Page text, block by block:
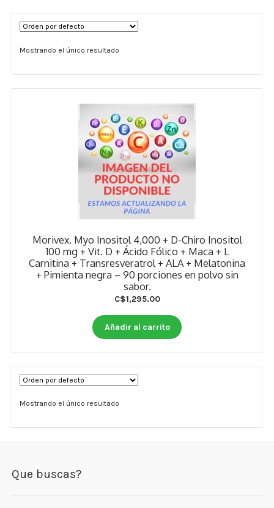
Términos y Condiciones
Contáctenos
Vitaminas Por Letras
Salud Ósea y Articular
Sueño
Niños
Diabetes
Mostrando el único resultado
Morivex. Myo Inositol 4,000 + D-Chiro Inositol
100 mg + Vit. D + Ácido Fólico + Maca + L
Carnitina + Transresveratrol + ALA + Melatonina
+ Pimienta negra – 90 porciones en polvo sin
sabor.
C$1,295.00
Añadir al carrito
Mostrando el único resultado
Que buscas?